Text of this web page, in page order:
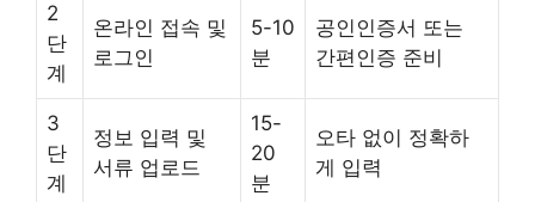
2
단
계
온라인 접속 및
로그인
5-10
분
공인인증서 또는
간편인증 준비
3
단
계
정보 입력 및
서류 업로드
15-
20
분
오타 없이 정확하
게 입력